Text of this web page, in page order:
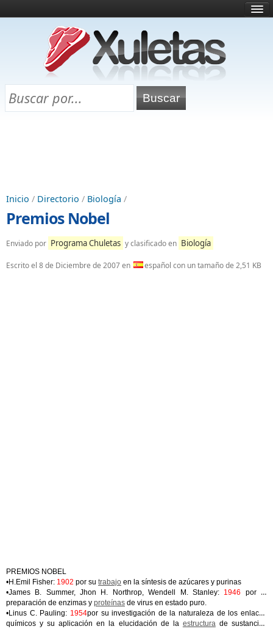
¿Qué es esto?
Directorio
Chuletas para exámenes
Inicio / Directorio / Biología /
Premios Nobel
Enviado por Programa Chuletas y clasificado en Biología
Escrito el 8 de Diciembre de 2007en español con un tamaño de 2,51 KB
PREMIOS NOBEL
•H.Emil Fisher: 1902 por su trabajo en la síntesis de azúcares y purinas
•James B. Summer, Jhon H. Northrop, Wendell M. Stanley: 1946 por la
preparación de enzimas y proteínas de virus en estado puro.
•Linus C. Pauling: 1954por su investigación de la naturaleza de los enlaces
químicos y su aplicación en la elucidación de la estructurade sustancias